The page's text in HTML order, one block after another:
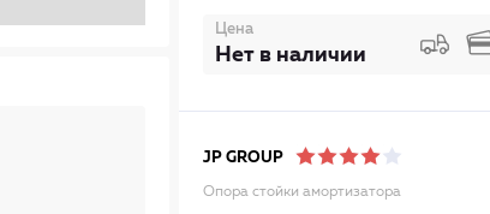
Цена
Нет в наличии
JP GROUP
Опора стойки амортизатора